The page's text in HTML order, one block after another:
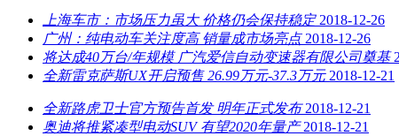
上海车市：市场压力虽大 价格仍会保持稳定 2018-12-26
广州：纯电动车关注度高 销量成市场亮点 2018-12-26
将达成40万台/年规模 广汽爱信自动变速器有限公司奠基
全新雷克萨斯UX开启预售 26.99万元-37.3万元 2018-12-21
全新路虎卫士官方预告首发 明年正式发布 2018-12-21
奥迪将推紧凑型电动SUV 有望2020年量产 2018-12-21